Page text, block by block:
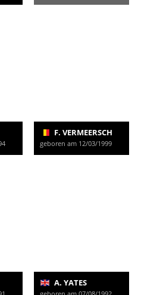
F. VERMEERSCH
geboren am 12/03/1999
A. YATES